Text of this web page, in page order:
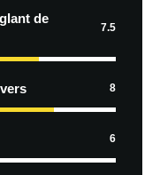
de
7.5
8
6